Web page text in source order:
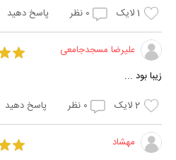
1لایک 0 نظر پاسخ دهید
علیرضا مسجدجامعی
زیبا بود ...
2لایک 0 نظر پاسخ دهید
مهشاد